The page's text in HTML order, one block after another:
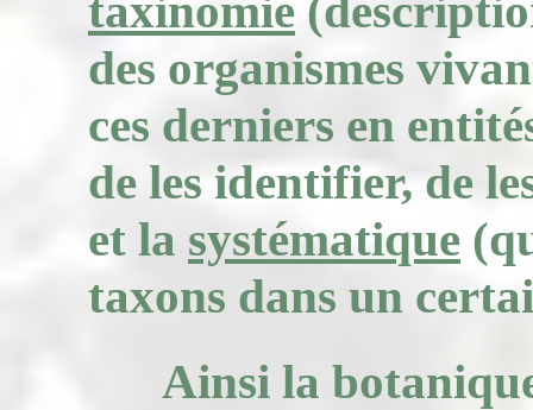
des organismes
ces derniers en
de les identifier, de
et la systématique
taxons dans un
Ainsi la